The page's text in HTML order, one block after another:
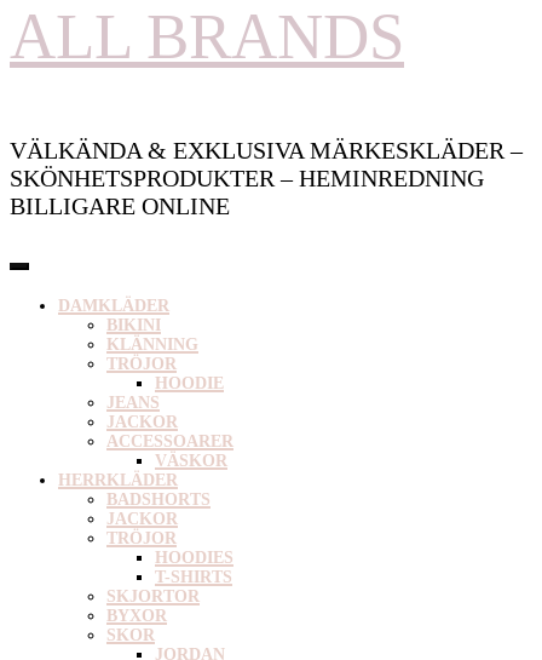
ALL BRANDS
VÄLKÄNDA & EXKLUSIVA MÄRKESKLÄDER –
SKÖNHETSPRODUKTER – HEMINREDNING
BILLIGARE ONLINE
DAMKLÄDER
BIKINI
KLÄNNING
TRÖJOR
HOODIE
JEANS
JACKOR
ACCESSOARER
VÄSKOR
HERRKLÄDER
BADSHORTS
JACKOR
TRÖJOR
HOODIES
T-SHIRTS
SKJORTOR
BYXOR
SKOR
JORDAN